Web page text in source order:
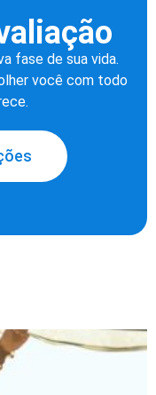
fase de sua vida.
você com todo